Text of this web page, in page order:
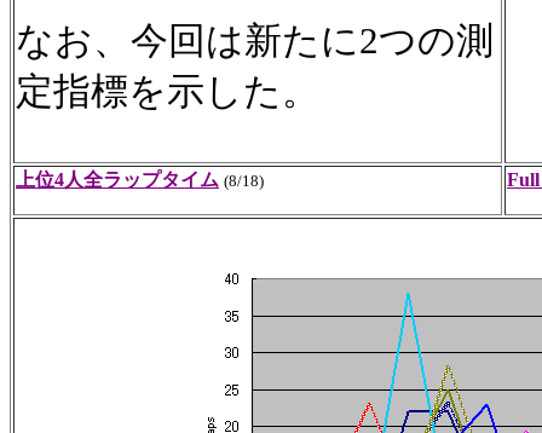
なお、今回は新たに2つの測
定指標を示した。
上位4人全ラップタイム (8/18) Full